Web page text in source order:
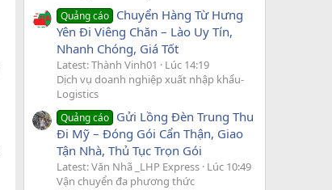
Quảng cáo Chuyển Hàng Từ Hưng
Yên Đi Viêng Chăn – Lào Uy Tín,
Nhanh Chóng, Giá Tốt
Latest: Thành Vinh01
Lúc 14:19
Dịch vụ doanh nghiệp xuất nhập khẩu-
Logistics
Quảng cáo Gửi Lồng Đèn Trung Thu
Đi Mỹ – Đóng Gói Cẩn Thận, Giao
Tận Nhà, Thủ Tục Trọn Gói
Latest: Văn Nhã _LHP Express Lúc 10:49
Vận chuyển đa phương thức